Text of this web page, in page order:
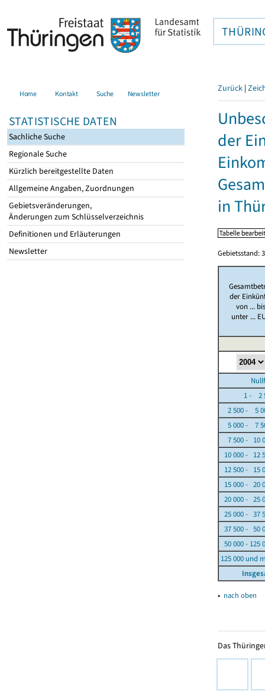
Home Kontakt Suche Newsletter
STATISTISCHE DATEN
Sachliche Suche
Regionale Suche
Kürzlich bereitgestellte Daten
Allgemeine Angaben, Zuordnungen
Gebietsveränderungen,
Änderungen zum Schlüsselverzeichnis
Definitionen und Erläuterungen
Newsletter
Zurück |
der
in
Gebietsstand:
der
von ...
unter ...
1 - 2
2 500 - 5
5 000 - 7
7 500 - 10
10 000 - 12
12 500 - 15
15 000 - 20
20 000 - 25
25 000 - 37
37 500 - 50
50 000 - 125
125 000 und
▴ nach oben
Das